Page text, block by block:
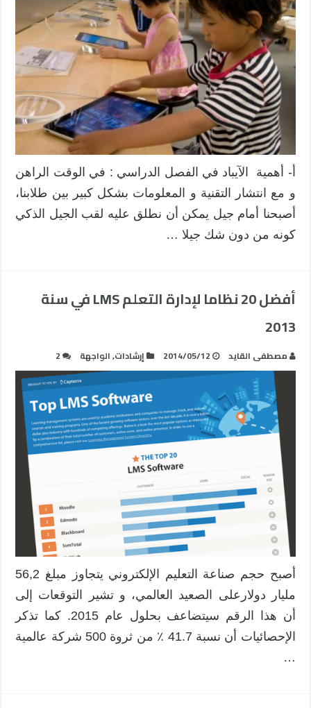
الفصل
الدراسي
مغلقة
أ- أهمية الآيباد في الفصل الدراسي : في الوقت الراهن
و مع انتشار التقنية و المعلومات بشكل كبير بين طلابنا،
أصبحنا أمام جيل يمكن أن نطلق عليه لقب الجيل الذكي
كونه من دون شك جيلا …
أفضل 20 نظاما لإدارة التعلم LMS في سنة
2013
مصطفى القايد 2014/05/12 إرشادات,الواجهة 2
أصبح حجم صناعة التعليم الإلكتروني يتجاوز مبلغ 56,2
مليار دولارعلى الصعيد العالمي، و تشير التوقعات إلى
أن هذا الرقم سيتضاعف بحلول عام 2015. كما تذكر
الإحصائيات أن نسبة 41.7 ٪ من ثروة 500 شركة عالمية
…